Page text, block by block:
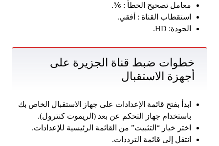
معامل تصحيح الخطأ : ⅚.
استقطاب القناة : أفقي.
الجودة: HD.
خطوات ضبط قناة الجزيرة على
أجهزة الاستقبال
ابدأ بفتح قائمة الإعدادات على جهاز الاستقبال الخاص بك
باستخدام جهاز التحكم عن بعد (الريموت كنترول).
اختر خيار “التثبيت” من القائمة الرئيسية للإعدادات.
انتقل إلى قائمة الترددات.